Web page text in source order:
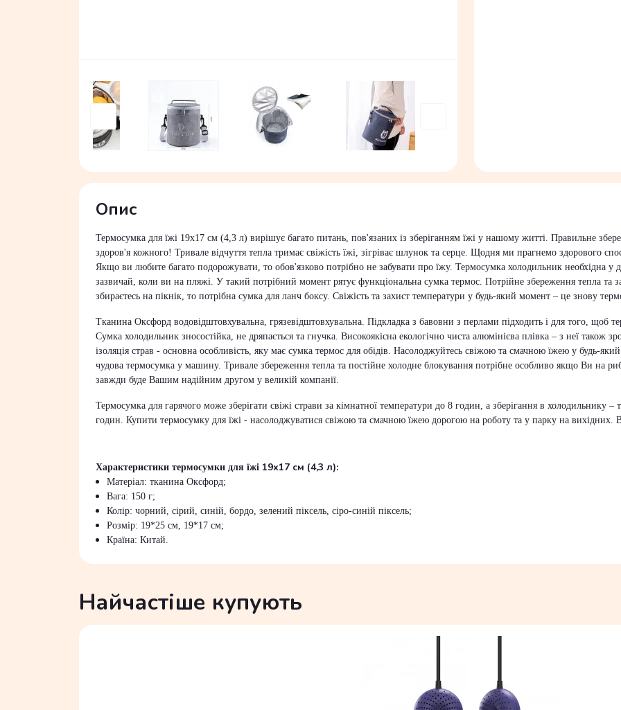
Опис
Термосумка для їжі 19х17 см (4,3 л) вирішує багато питань, пов'язаних із зберіганням їжі у нашому житті. Правильне
здоров'я кожного! Тривале відчуття тепла тримає свіжість їжі, зігріває шлунок та серце. Щодня ми прагнемо здорового
Якщо ви любите багато подорожувати, то обов'язково потрібно не забувати про їжу. Термосумка холодильник необхідна у
зазвичай, коли ви на пляжі. У такий потрібний момент рятує функціональна сумка термос. Потрійне збереження тепла та
збираєтесь на пікнік, то потрібна сумка для ланч боксу. Свіжість та захист температури у будь-який момент – це знову
Тканина Оксфорд водовідштовхувальна, грязевідштовхувальна. Підкладка з бавовни з перлами підходить і для того, щоб
Сумка холодильник зносостійка, не дряпається та гнучка. Високоякісна екологічно чиста алюмінієва плівка – з неї також
ізоляція страв - основна особливість, яку має сумка термос для обідів. Насолоджуйтесь свіжою та смачною їжею у будь-
чудова термосумка у машину. Тривале збереження тепла та постійне холодне блокування потрібне особливо якщо Ви на
завжди буде Вашим надійним другом у великій компанії.
Термосумка для гарячого може зберігати свіжі страви за кімнатної температури до 8 годин, а зберігання в холодильнику
годин. Купити термосумку для їжі - насолоджуватися свіжою та смачною їжею дорогою на роботу та у парку на вихідних.
Характеристики термосумки для їжі 19х17 см (4,3 л):
Матеріал: тканина Оксфорд;
Вага: 150 г;
Колір: чорний, сірий, синій, бордо, зелений піксель, сіро-синій піксель;
Розмір: 19*25 см, 19*17 см;
Країна: Китай.
Найчастіше купують